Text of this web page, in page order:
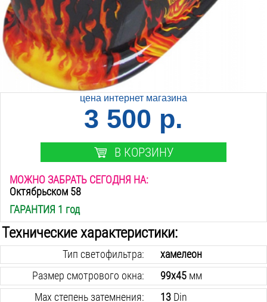
цена интернет магазина
3 500 р.
В КОРЗИНУ
МОЖНО ЗАБРАТЬ СЕГОДНЯ НА:
Октябрьском 58
ГАРАНТИЯ 1 год
Технические характеристики:
Тип светофильтра:
хамелеон
Размер смотрового окна:
99х45мм
Max степень затемнения:
13Din